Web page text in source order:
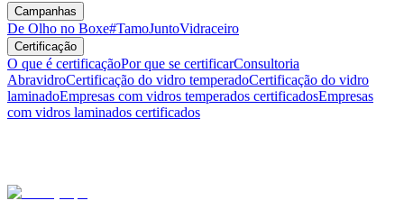
Campanhas
De Olho no Boxe#TamoJuntoVidraceiro
Certificação
O que é certificaçãoPor que se certificarConsultoria
AbravidroCertificação do vidro temperadoCertificação do vidro
laminadoEmpresas com vidros temperados certificadosEmpresas
com vidros laminados certificados